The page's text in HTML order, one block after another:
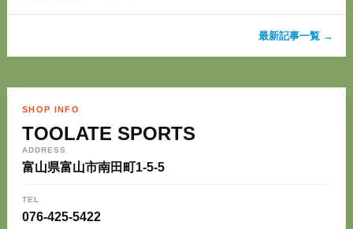
最新記事一覧 →
SHOP INFO
TOOLATE SPORTS
ADDRESS
富山県富山市南田町1-5-5
TEL
076-425-5422